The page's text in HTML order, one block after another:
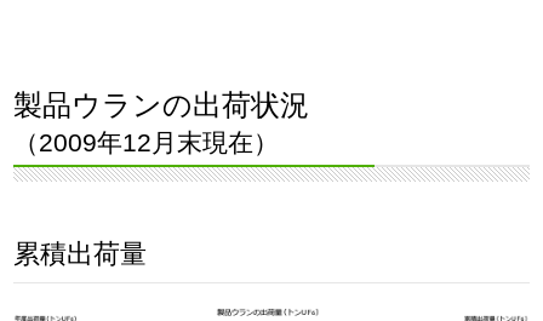
製品ウランの出荷状況
（2009年12月末現在）
累積出荷量